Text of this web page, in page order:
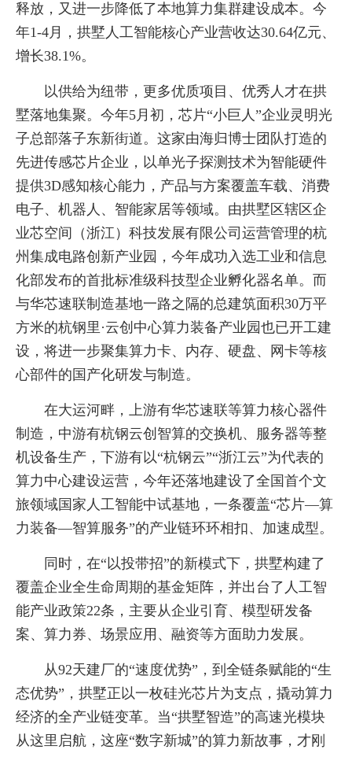
释放，又进一步降低了本地算力集群建设成本。今
年1-4月，拱墅人工智能核心产业营收达30.64亿元、
增长38.1%。
以供给为纽带，更多优质项目、优秀人才在拱
墅落地集聚。今年5月初，芯片“小巨人”企业灵明光
子总部落子东新街道。这家由海归博士团队打造的
先进传感芯片企业，以单光子探测技术为智能硬件
提供3D感知核心能力，产品与方案覆盖车载、消费
电子、机器人、智能家居等领域。由拱墅区辖区企
业芯空间（浙江）科技发展有限公司运营管理的杭
州集成电路创新产业园，今年成功入选工业和信息
化部发布的首批标准级科技型企业孵化器名单。而
与华芯速联制造基地一路之隔的总建筑面积30万平
方米的杭钢里·云创中心算力装备产业园也已开工建
设，将进一步聚集算力卡、内存、硬盘、网卡等核
心部件的国产化研发与制造。
在大运河畔，上游有华芯速联等算力核心器件
制造，中游有杭钢云创智算的交换机、服务器等整
机设备生产，下游有以“杭钢云”“浙江云”为代表的
算力中心建设运营，今年还落地建设了全国首个文
旅领域国家人工智能中试基地，一条覆盖“芯片—算
力装备—智算服务”的产业链环环相扣、加速成型。
同时，在“以投带招”的新模式下，拱墅构建了
覆盖企业全生命周期的基金矩阵，并出台了人工智
能产业政策22条，主要从企业引育、模型研发备
案、算力券、场景应用、融资等方面助力发展。
从92天建厂的“速度优势”，到全链条赋能的“生
态优势”，拱墅正以一枚硅光芯片为支点，撬动算力
经济的全产业链变革。当“拱墅智造”的高速光模块
从这里启航，这座“数字新城”的算力新故事，才刚